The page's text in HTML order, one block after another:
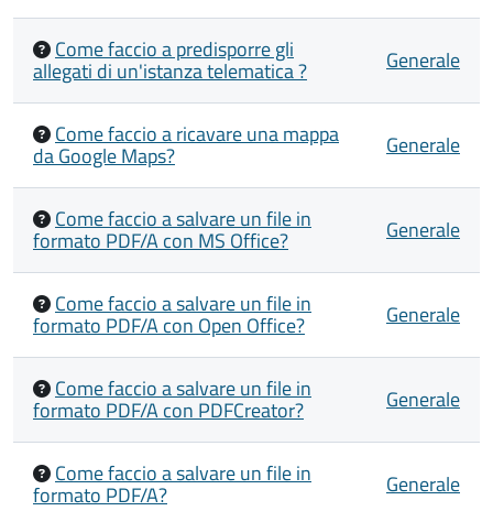
Come faccio a predisporre gli
allegati di un'istanza telematica ? Generale
Come faccio a ricavare una mappa
da Google Maps? Generale
Come faccio a salvare un file in
formato PDF/A con MS Office? Generale
Come faccio a salvare un file in
formato PDF/A con Open Office? Generale
Come faccio a salvare un file in
formato PDF/A con PDFCreator? Generale
Come faccio a salvare un file in
formato PDF/A? Generale